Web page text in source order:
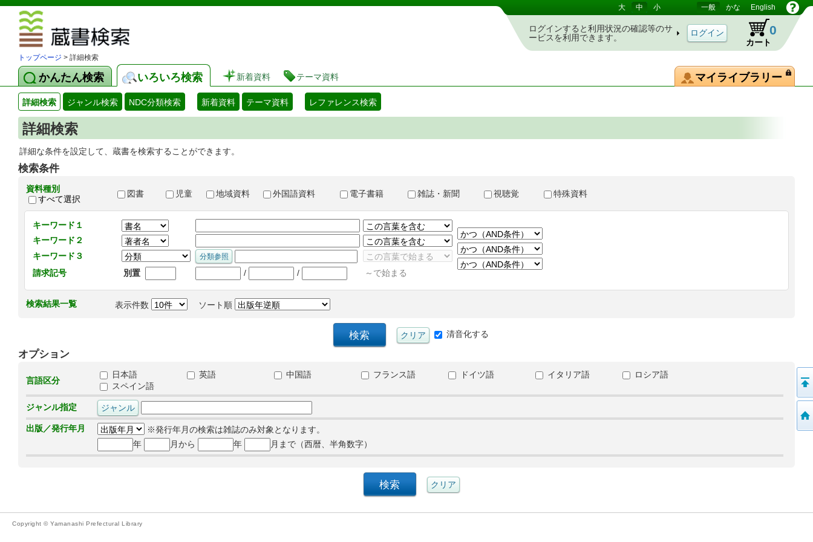
大 中 小 一般 かな English
ログインすると利用状況の確認等のサ
ービスを利用できます。
カート
0
トップページ > 詳細検索
かんたん検索 いろいろ検索 新着資料 テーマ資料 マイライブラリー
詳細検索 ジャンル検索 NDC分類検索 新着資料 テーマ資料 レファレンス検索
詳細検索
詳細な条件を設定して、蔵書を検索することができます。
検索条件
資料種別
すべて選択
図書 児童 地域資料 外国語資料 電子書籍 雑誌・新聞 視聴覚 特殊資料
キーワード１
キーワード２
キーワード３
請求記号
別置 / / ～で始まる
検索結果一覧 表示件数 ソート順
清音化する
オプション
言語区分
日本語 英語 中国語 フランス語 ドイツ語 イタリア語
ロシア語
スペイン語
ジャンル指定
出版／発行年月
※発行年月の検索は雑誌のみ対象となります。
年
月から 年 月まで（西暦、半角数字）
Copyright © Yamanashi Prefectural Library